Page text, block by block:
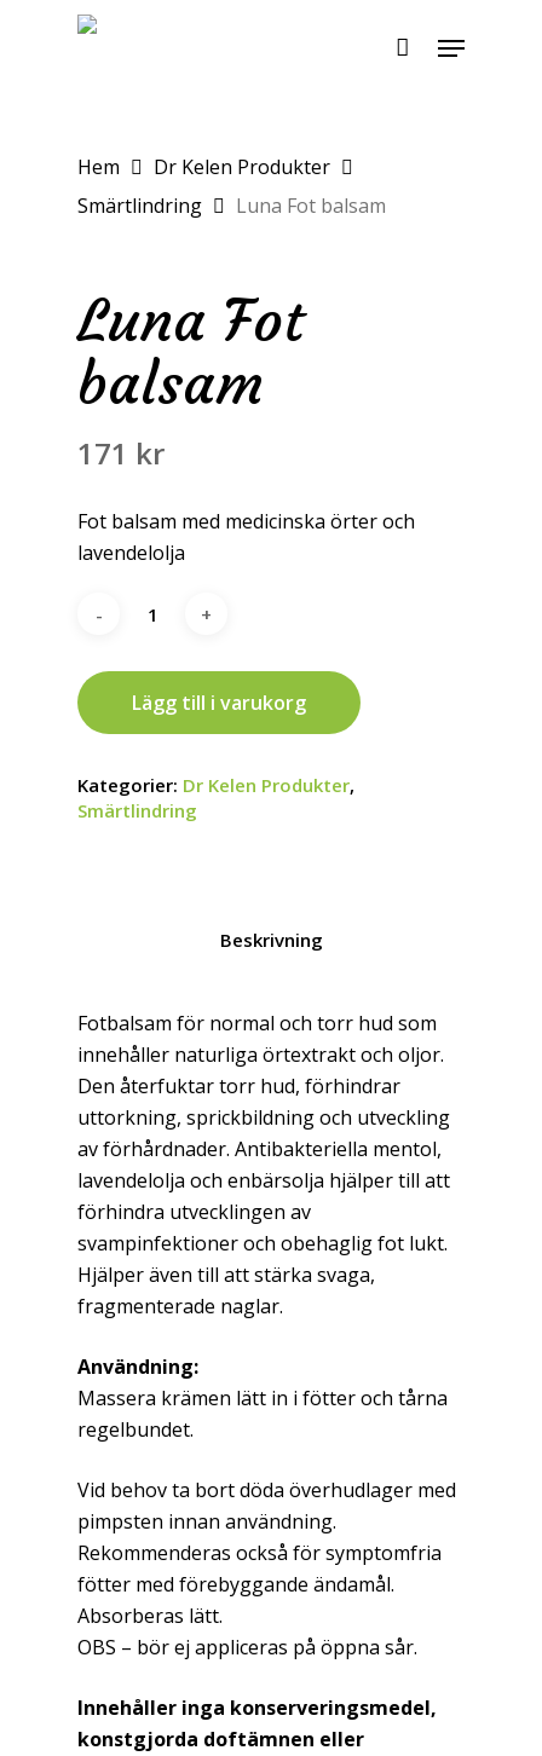
Menu
Hem
Dr Kelen Produkter
Smärtlindring
Luna Fot balsam
Luna Fot
balsam
171 kr
Fot balsam med medicinska örter och
lavendelolja
Lägg till i varukorg
Kategorier: Dr Kelen Produkter,
Smärtlindring
Beskrivning
Fotbalsam för normal och torr hud som
innehåller naturliga örtextrakt och oljor.
Den återfuktar torr hud, förhindrar
uttorkning, sprickbildning och utveckling
av förhårdnader. Antibakteriella mentol,
lavendelolja och enbärsolja hjälper till att
förhindra utvecklingen av
svampinfektioner och obehaglig fot lukt.
Hjälper även till att stärka svaga,
fragmenterade naglar.
Användning:
Massera krämen lätt in i fötter och tårna
regelbundet.
Vid behov ta bort döda överhudlager med
pimpsten innan användning.
Rekommenderas också för symptomfria
fötter med förebyggande ändamål.
Absorberas lätt.
OBS – bör ej appliceras på öppna sår.
Innehåller inga konserveringsmedel,
konstgjorda doftämnen eller